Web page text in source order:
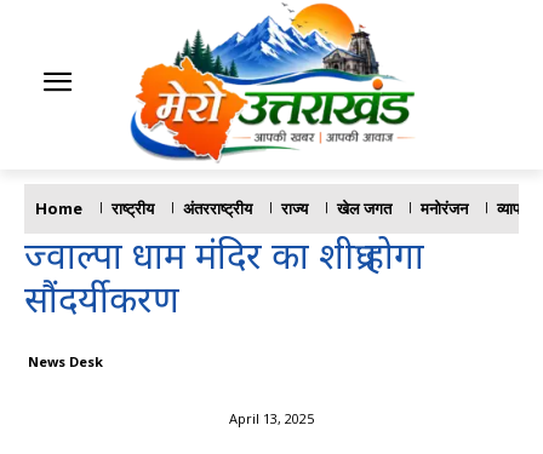
Home राष्ट्रीय अंतरराष्ट्रीय राज्य खेल जगत मनोरंजन व्यापार
ज्वाल्पा धाम मंदिर का शीघ्र होगा
सौंदर्यीकरण
News Desk
April 13, 2025